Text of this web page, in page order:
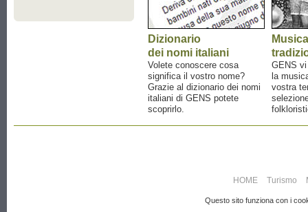
Dizionario
dei nomi italiani
Volete conoscere cosa
significa il vostro nome?
Grazie al dizionario dei nomi
italiani di GENS potete
scoprirlo.
Musica
GENS
la
vostra
HOME Turismo
Questo sito funziona con i